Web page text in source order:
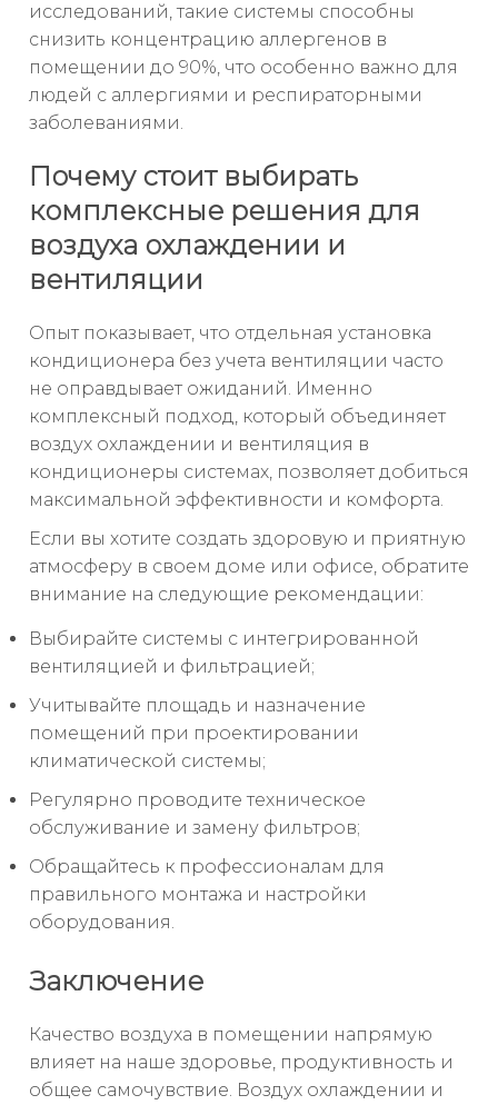
исследований, такие системы способны
снизить концентрацию аллергенов в
помещении до 90%, что особенно важно для
людей с аллергиями и респираторными
заболеваниями.
Почему стоит выбирать
комплексные решения для
воздуха охлаждении и
вентиляции
Опыт показывает, что отдельная установка
кондиционера без учета вентиляции часто
не оправдывает ожиданий. Именно
комплексный подход, который объединяет
воздух охлаждении и вентиляция в
кондиционеры системах, позволяет добиться
максимальной эффективности и комфорта.
Если вы хотите создать здоровую и приятную
атмосферу в своем доме или офисе, обратите
внимание на следующие рекомендации:
Выбирайте системы с интегрированной
вентиляцией и фильтрацией;
Учитывайте площадь и назначение
помещений при проектировании
климатической системы;
Регулярно проводите техническое
обслуживание и замену фильтров;
Обращайтесь к профессионалам для
правильного монтажа и настройки
оборудования.
Заключение
Качество воздуха в помещении напрямую
влияет на наше здоровье, продуктивность и
общее самочувствие. Воздух охлаждении и